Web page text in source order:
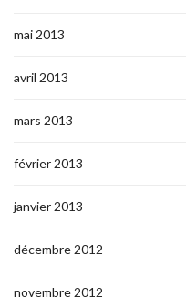
mai 2013
avril 2013
mars 2013
février 2013
janvier 2013
décembre 2012
novembre 2012